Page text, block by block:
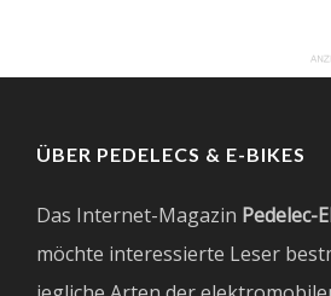
ÜBER PEDELECS & E-BIKES
Das Internet-Magazin Pedelec-
möchte interessierte Leser